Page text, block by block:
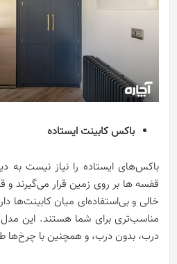
باکس کابینت ایستاده
باکس‌های ایستاده را نیاز نیست به
قفسه ‌ها بر روی زمین قرار می‌گیرند
خالی و بی‌استفاده‌ای میان کابینت‌ها
مناسب‌تری برای شما هستند. این مدل
درب، بدون درب، و همچنین با چرخ‌‌ها